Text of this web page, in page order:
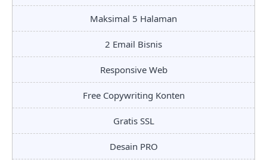
Maksimal 5 Halaman
2 Email Bisnis
Responsive Web
Free Copywriting Konten
Gratis SSL
Desain PRO